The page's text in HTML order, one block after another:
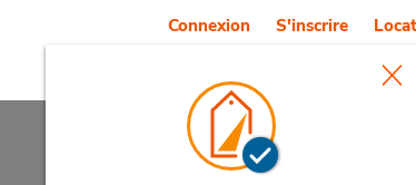
Connexion S'inscrire